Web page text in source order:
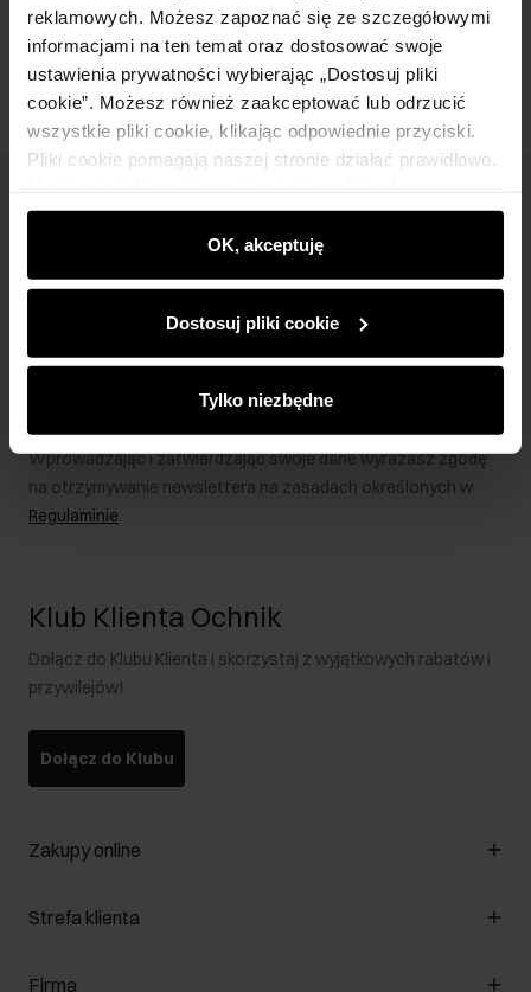
reklamowych. Możesz zapoznać się ze szczegółowymi
informacjami na ten temat oraz dostosować swoje
ustawienia prywatności wybierając „Dostosuj pliki
cookie”. Możesz również zaakceptować lub odrzucić
wszystkie pliki cookie, klikając odpowiednie przyciski.
Pliki cookie pomagają naszej stronie działać prawidłowo.
wyświetlać im dopasowane do ich preferencji treści,
rekomendacje oraz komunikaty reklamowe informujące o
najnowszych promocjach w e-sklepie. Informacje o tym,
partnerom społecznościowym, reklamowym i
analitycznym. Partnerzy mogą połączyć te informacje z
podczas korzystania z ich usług.
OK, akceptuję
Dostosuj pliki cookie
Tylko niezbędne
Opinie
Newsletter
Bądź na bieżąco z nowościami i promocjami!
Zapisz się
Wprowadzając i zatwierdzając swoje dane wyrażasz zgodę
na otrzymywanie newslettera na zasadach określonych w
Regulaminie.
Klub Klienta Ochnik
Dołącz do Klubu Klienta i skorzystaj z wyjątkowych rabatów i
przywilejów!
Dołącz do Klubu
Zakupy online
Zarządzaj cookies
Strefa klienta
Klub Klienta
Firma